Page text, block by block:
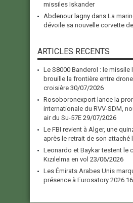
missiles Iskander
Abdenour lagny dans La
dévoile sa nouvelle corvette
ARTICLES RECENTS
Le S8000 Banderol : le
brouille la frontière entre
croisière 30/07/2026
Rosoboronexport lance la
internationale du RVV-SDM,
air du Su-57E 29/07/2026
Le FBI revient à Alger, une
après le retrait de son attaché
Leonardo et Baykar testent le
Kızılelma en vol 23/06/2026
Les Émirats Arabes Unis
présence à Eurosatory 2026